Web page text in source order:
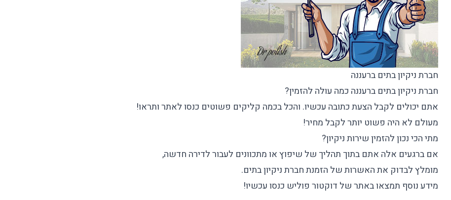
חברת ניקיון בתים ברעננה
חברת ניקיון בתים ברעננה כמה עולה להזמין?
אתם יכולים לקבל הצעת כתובה עכשיו. והכל בכמה קליקים פשוטים כנסו לאתר ותראו!
מעולם לא היה פשוט יותר לקבל מחיר!
מתי הכי נכון להזמין שירות ניקיון?
אם ברגעים אלה אתם בתוך תהליך של שיפוץ או מתכוונים לעבור לדירה חדשה,
מומלץ לבדוק את האשרות של הזמנת חברת ניקיון בתים.
מידע נוסף תמצאו באתר של דוקטור פוליש כנסו עכשיו!